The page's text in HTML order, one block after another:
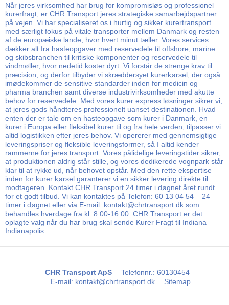
Når jeres virksomhed har brug for kompromisløs og professionel
kurerfragt, er CHR Transport jeres strategiske samarbejdspartner
på vejen. Vi har specialiseret os i hurtig og sikker kurertransport
med særligt fokus på vitale transporter mellem Danmark og resten
af de europæiske lande, hvor hvert minut tæller. Vores services
dækker alt fra hasteopgaver med reservedele til offshore, marine
og skibsbranchen til kritiske komponenter og reservedele til
vindmøller, hvor nedetid koster dyrt. Vi forstår de strenge krav til
præcision, og derfor tilbyder vi skræddersyet kurerkørsel, der også
imødekommer de sensitive standarder inden for medicin og
pharma branchen samt diverse industrivirksomheder med akutte
behov for reservedele. Med vores kurer express løsninger sikrer vi,
at jeres gods håndteres professionelt uanset destinationen. Hvad
enten der er tale om en hasteopgave som kurer i Danmark, en
kurer i Europa eller fleksibel kurer til og fra hele verden, tilpasser vi
altid logistikken efter jeres behov. Vi opererer med gennemsigtige
leveringspriser og fleksible leveringsformer, så I altid kender
rammerne for jeres transport. Vores pålidelige leveringstider sikrer,
at produktionen aldrig står stille, og vores dedikerede vognpark står
klar til at rykke ud, når behovet opstår. Med den rette ekspertise
inden for kurer kørsel garanterer vi en sikker levering direkte til
modtageren. Kontakt CHR Transport 24 timer i døgnet året rundt
for et godt tilbud. Vi kan kontaktes på Telefon: 60 13 04 54 – 24
timer i døgnet eller via E-mail: kontakt@chrtransport.dk som
behandles hverdage fra kl. 8:00-16:00. CHR Transport er det
oplagte valg når du har brug skal sende Kurer Fragt til Indiana
Indianapolis
CHR Transport ApS Telefonnr.: 60130454
E-mail: kontakt@chrtransport.dk Sitemap